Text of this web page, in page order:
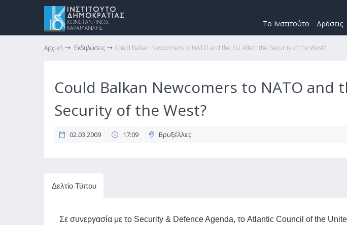
Το Ινστιτούτο Δράσεις
Αρχική Εκδηλώσεις Could Balkan Newcomers to NATO and the EU Affect the Security of the West?
Could Balkan Newcomers to NATO and
Security of the West?
02.03.2009 17:09 Βρυξέλλες
Δελτίο Τύπου
Σε συνεργασία με το Security & Defence Agenda, το Atlantic Council of the